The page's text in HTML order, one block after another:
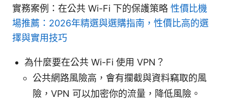
實務案例：在公共 Wi-Fi 下的保護策略 性價比機
場推薦：2026年精選與選購指南，性價比高的選
擇與實用技巧
為什麼要在公共 Wi-Fi 使用 VPN？
公共網路風險高，會有攔截與資料竊取的風
險，VPN 可以加密你的流量，降低風險。